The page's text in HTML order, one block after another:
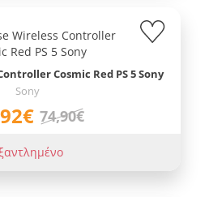
Cosmic Red PS 5 Sony
Sony
74,90€